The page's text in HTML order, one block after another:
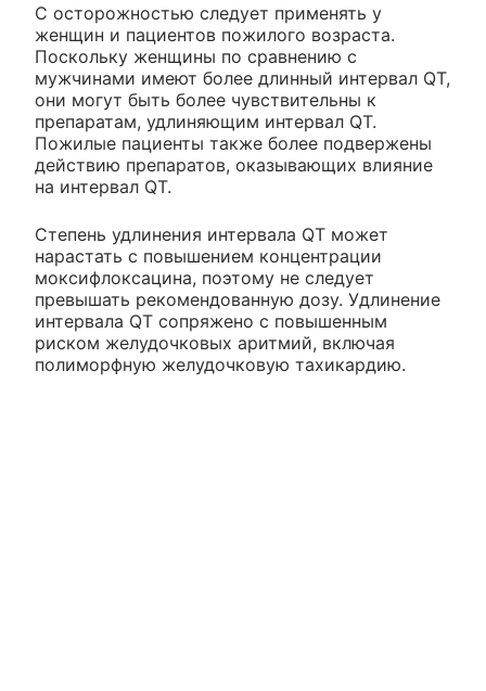
С осторожностью следует применять у
женщин и пациентов пожилого возраста.
Поскольку женщины по сравнению с
мужчинами имеют более длинный интервал QT,
они могут быть более чувствительны к
препаратам, удлиняющим интервал QT.
Пожилые пациенты также более подвержены
действию препаратов, оказывающих влияние
на интервал QT.
Степень удлинения интервала QT может
нарастать с повышением концентрации
моксифлоксацина, поэтому не следует
превышать рекомендованную дозу. Удлинение
интервала QT сопряжено с повышенным
риском желудочковых аритмий, включая
полиморфную желудочковую тахикардию.